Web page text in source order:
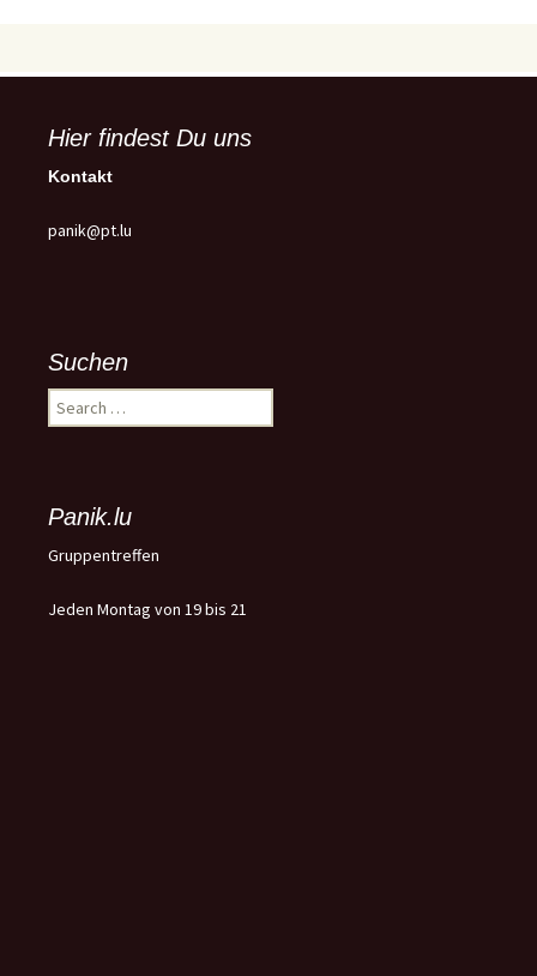
Hier findest Du uns
Kontakt
panik@pt.lu
Suchen
Search
for:
Panik.lu
Gruppentreffen
Jeden Montag von 19 bis 21